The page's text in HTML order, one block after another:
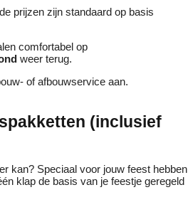
prijzen zijn standaard op basis
comfortabel op
weer terug.
of afbouwservice aan.
(inclusief
kan? Speciaal voor jouw feest hebben
klap de basis van je feestje geregeld